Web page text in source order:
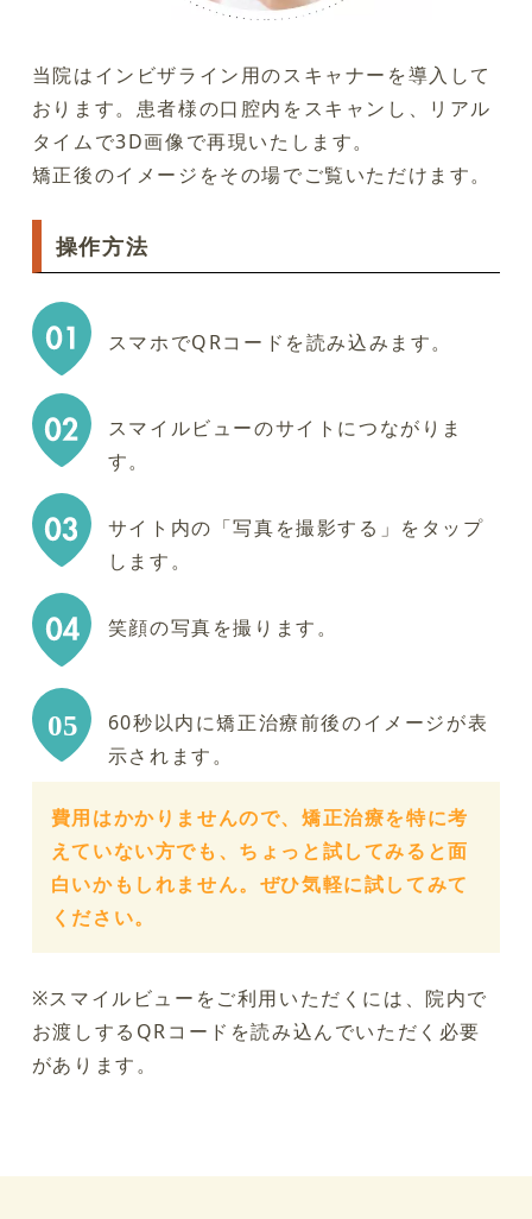
当院はインビザライン用のスキャナーを導入して
おります。患者様の口腔内をスキャンし、リアル
タイムで3D画像で再現いたします。
矯正後のイメージをその場でご覧いただけます。
操作方法
スマホでQRコードを読み込みます。
スマイルビューのサイトにつながりま
す。
サイト内の「写真を撮影する」をタップ
します。
笑顔の写真を撮ります。
60秒以内に矯正治療前後のイメージが表
示されます。
費用はかかりませんので、矯正治療を特に考
えていない方でも、ちょっと試してみると面
白いかもしれません。ぜひ気軽に試してみて
ください。
※スマイルビューをご利用いただくには、院内で
お渡しするQRコードを読み込んでいただく必要
があります。